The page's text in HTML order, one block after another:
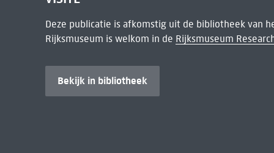
Deze publicatie is afkomstig uit de bibliotheek van
Rijksmuseum is welkom in de Rijksmuseum
Bekijk in bibliotheek